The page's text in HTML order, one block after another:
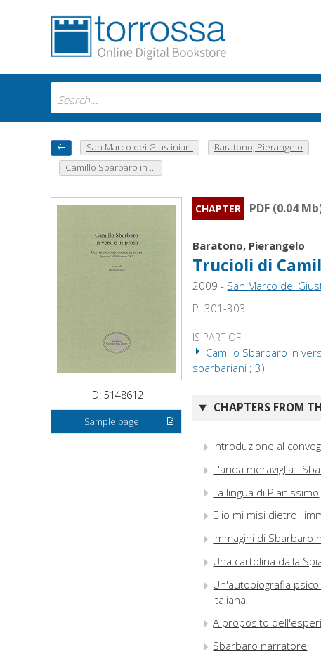
San Marco dei Giustiniani
Baratono, Pierangelo
Camillo Sbarbaro in ...
ID: 5148612
Sample page
CHAPTER PDF (0.04
Baratono, Pierangelo
Trucioli di
2009 - San Marco dei
P. 301-303
IS PART OF
Camillo Sbarbaro in
sbarbariani ; 3)
CHAPTERS FROM
Introduzione al
L'arida meraviglia :
La lingua di Pianissimo
E io mi misi dietro
Immagini di Sbarbaro
Una cartolina dalla
Un'autobiografia
italiana
A proposito
Sbarbaro narratore